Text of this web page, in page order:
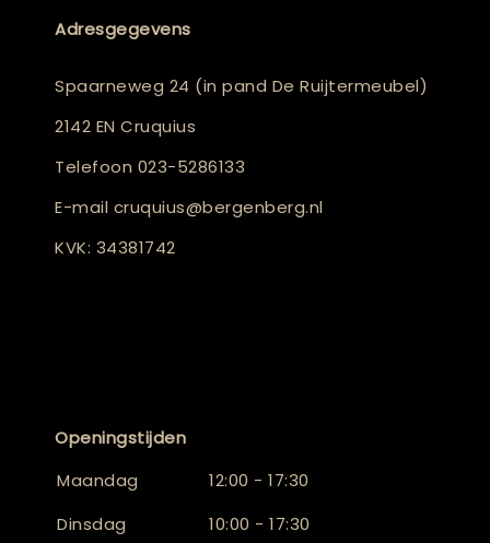
Adresgegevens
Spaarneweg 24 (in pand De Ruijtermeubel)
2142 EN Cruquius
Telefoon 023-5286133
E-mail cruquius@bergenberg.nl
KVK: 34381742
Openingstijden
Maandag
12:00 - 17:30
Dinsdag
10:00 - 17:30